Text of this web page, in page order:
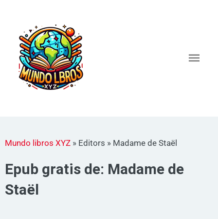
contenido
Mundo libros XYZ » Editors » Madame de Staël
Epub gratis de: Madame de
Staël